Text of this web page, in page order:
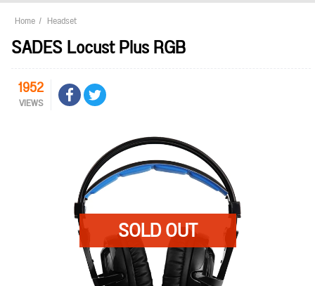
Home Headset
SADES Locust Plus RGB
1952
VIEWS